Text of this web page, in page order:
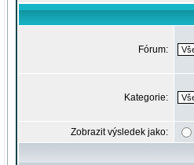
Fórum:
Kategorie:
Zobrazit výsledek jako: